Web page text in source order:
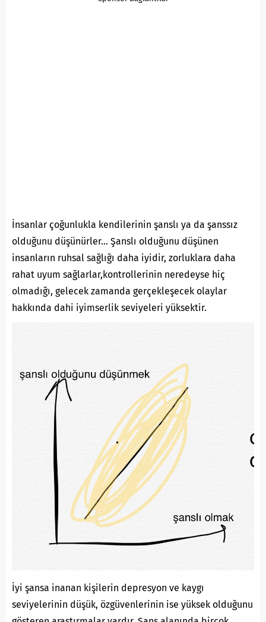
İnsanlar çoğunlukla kendilerinin şanslı ya da şanssız
olduğunu düşünürler… Şanslı olduğunu düşünen
insanların ruhsal sağlığı daha iyidir, zorluklara daha
rahat uyum sağlarlar,kontrollerinin neredeyse hiç
olmadığı, gelecek zamanda gerçekleşecek olaylar
hakkında dahi iyimserlik seviyeleri yüksektir.
İyi şansa inanan kişilerin depresyon ve kaygı
seviyelerinin düşük, özgüvenlerinin ise yüksek olduğunu